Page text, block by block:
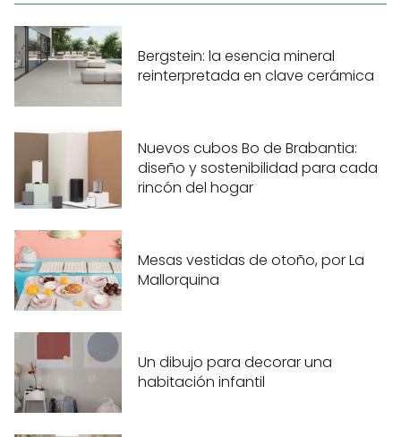
Bergstein: la esencia mineral
reinterpretada en clave cerámica
Nuevos cubos Bo de Brabantia:
diseño y sostenibilidad para cada
rincón del hogar
Mesas vestidas de otoño, por La
Mallorquina
Un dibujo para decorar una
habitación infantil